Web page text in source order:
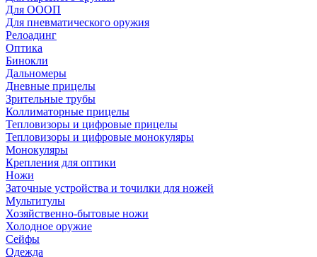
Для ОООП
Для пневматического оружия
Релоадинг
Оптика
Бинокли
Дальномеры
Дневные прицелы
Зрительные трубы
Коллиматорные прицелы
Тепловизоры и цифровые прицелы
Тепловизоры и цифровые монокуляры
Монокуляры
Крепления для оптики
Ножи
Заточные устройства и точилки для ножей
Мультитулы
Хозяйственно-бытовые ножи
Холодное оружие
Сейфы
Одежда